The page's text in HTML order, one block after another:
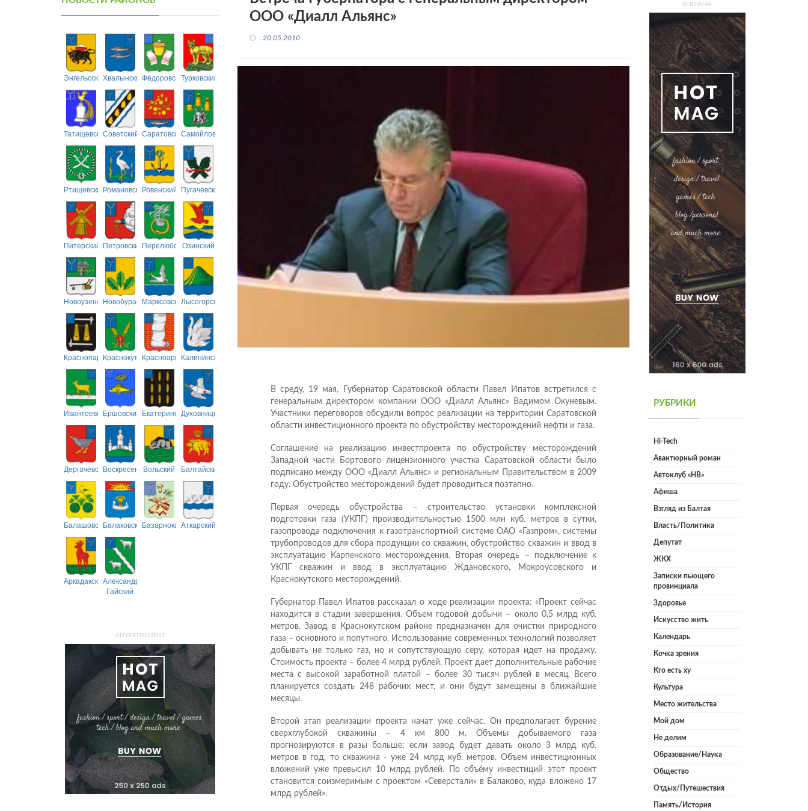
ЭнгельсскийХвалынскийФёдоровскийТурковский
ТатищевскийСоветский СаратовскийСамойловский
РтищевскийРомановскийРовенский Пугачёвский
Питерский ПетровскийПерелюбскийОзинский
НовоузенскийНовобурасскийМарксовскийЛысогорский
Краснопартизанский
КраснокутскийКрасноармейский
Калининский
ИвантеевскийЕршовский ЕкатериновскийДуховницкий
ДергачёвскийВоскресенскийВольский Балтайский
БалашовскийБалаковскийБазарнокарабулакский
Аткарский
АркадакскийАлександрово-
Гайский
ADVERTISEMENT
ООО «Диалл Альянс»
20.05.2010
В среду, 19 мая, Губернатор Саратовской области Павел Ипатов встретился с
генеральным директором компании ООО «Диалл Альянс» Вадимом Окуневым.
Участники переговоров обсудили вопрос реализации на территории Саратовской
области инвестиционного проекта по обустройству месторождений нефти и газа.
Соглашение на реализацию инвестпроекта по обустройству месторождений
Западной части Бортового лицензионного участка Саратовской области было
подписано между ООО «Диалл Альянс» и региональным Правительством в 2009
году. Обустройство месторождений будет проводиться поэтапно.
Первая очередь обустройства – строительство установки комплексной
подготовки газа (УКПГ) производительностью 1500 млн куб. метров в сутки,
газопровода подключения к газотранспортной системе ОАО «Газпром», системы
трубопроводов для сбора продукции со скважин, обустройство скважин и ввод в
эксплуатацию Карпенского месторождения. Вторая очередь – подключение к
УКПГ скважин и ввод в эксплуатацию Ждановского, Мокроусовского и
Краснокутского месторождений.
Губернатор Павел Ипатов рассказал о ходе реализации проекта: «Проект сейчас
находится в стадии завершения. Объем годовой добычи – около 0,5 млрд куб.
метров. Завод в Краснокутском районе предназначен для очистки природного
газа – основного и попутного. Использование современных технологий позволяет
добывать не только газ, но и сопутствующую серу, которая идет на продажу.
Стоимость проекта – более 4 млрд рублей. Проект дает дополнительные рабочие
места с высокой заработной платой – более 30 тысяч рублей в месяц. Всего
планируется создать 248 рабочих мест, и они будут замещены в ближайшие
месяцы.
Второй этап реализации проекта начат уже сейчас. Он предполагает бурение
сверхглубокой скважины – 4 км 800 м. Объемы добываемого газа
прогнозируются в разы больше: если завод будет давать около 3 млрд куб.
метров в год, то скважина - уже 24 млрд куб. метров. Объем инвестиционных
вложений уже превысил 10 млрд рублей. По объёму инвестиций этот проект
становится соизмеримым с проектом «Северстали» в Балаково, куда вложено 17
млрд рублей».
РЕКЛАМА
РУБРИКИ
Hi-Tech
Авантюрный роман
Автоклуб «НВ»
Афиша
Взгляд из Балтая
Власть/Политика
Депутат
ЖКХ
Записки пьющего
провинциала
Здоровье
Искусство жить
Календарь
Кочка зрения
Кто есть ху
Культура
Место жительства
Мой дом
Не делим
Образование/Наука
Общество
Отдых/Путешествия
Память/История